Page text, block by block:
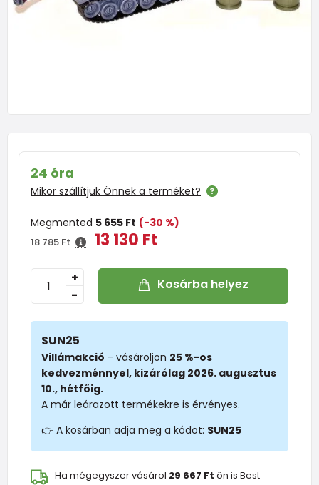
24 óra
Mikor szállítjuk Önnek a terméket?
Megmented 5 655 Ft (-30 %)
18 785 Ft 13 130 Ft
-
+ Kosárba helyez
SUN25
Villámakció – vásároljon 25 %-os
kedvezménnyel, kizárólag 2026. augusztus
10., hétfőig.
A már leárazott termékekre is érvényes.
👉 A kosárban adja meg a kódot: SUN25
Ha mégegyszer vásárol 29 667 Ft ön is Best